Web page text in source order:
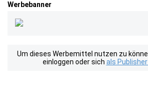
Werbebanner
Um dieses Werbemittel nutzen zu
einloggen oder sich als